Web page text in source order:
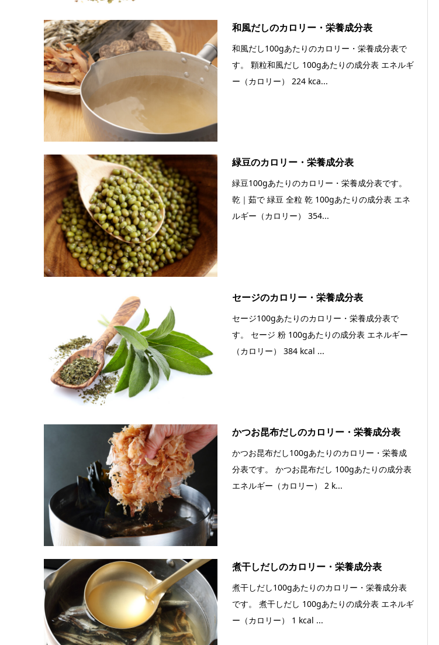
和風だしのカロリー・栄養成分表
和風だし100gあたりのカロリー・栄養成分表で
す。 顆粒和風だし 100gあたりの成分表 エネルギ
ー（カロリー） 224 kca...
緑豆のカロリー・栄養成分表
緑豆100gあたりのカロリー・栄養成分表です。
乾｜茹で 緑豆 全粒 乾 100gあたりの成分表 エネ
ルギー（カロリー） 354...
セージのカロリー・栄養成分表
セージ100gあたりのカロリー・栄養成分表で
す。 セージ 粉 100gあたりの成分表 エネルギー
（カロリー） 384 kcal ...
かつお昆布だしのカロリー・栄養成分表
かつお昆布だし100gあたりのカロリー・栄養成
分表です。 かつお昆布だし 100gあたりの成分表
エネルギー（カロリー） 2 k...
煮干しだしのカロリー・栄養成分表
煮干しだし100gあたりのカロリー・栄養成分表
です。 煮干しだし 100gあたりの成分表 エネルギ
ー（カロリー） 1 kcal ...